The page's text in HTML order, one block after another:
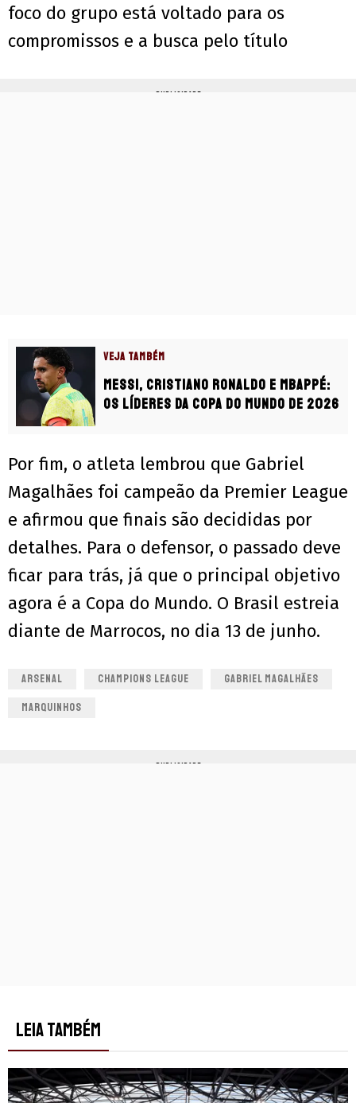
foco do grupo está voltado para os
compromissos e a busca pelo título
PUBLICIDADE
VEJA TAMBÉM
Messi, Cristiano Ronaldo e Mbappé:
os líderes da Copa do Mundo de 2026
Por fim, o atleta lembrou que Gabriel
Magalhães foi campeão da Premier League
e afirmou que finais são decididas por
detalhes. Para o defensor, o passado deve
ficar para trás, já que o principal objetivo
agora é a Copa do Mundo. O Brasil estreia
diante de Marrocos, no dia 13 de junho.
ARSENAL CHAMPIONS LEAGUE GABRIEL MAGALHÃES
MARQUINHOS
PUBLICIDADE
LEIA TAMBÉM